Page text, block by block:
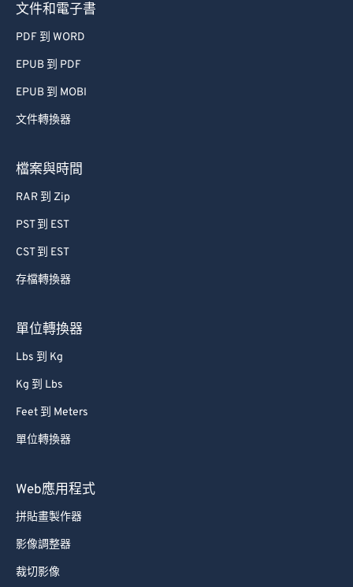
文件和電子書
PDF 到 WORD
EPUB 到 PDF
EPUB 到 MOBI
文件轉換器
檔案與時間
RAR 到 Zip
PST 到 EST
CST 到 EST
存檔轉換器
單位轉換器
Lbs 到 Kg
Kg 到 Lbs
Feet 到 Meters
單位轉換器
Web應用程式
拼貼畫製作器
影像調整器
裁切影像